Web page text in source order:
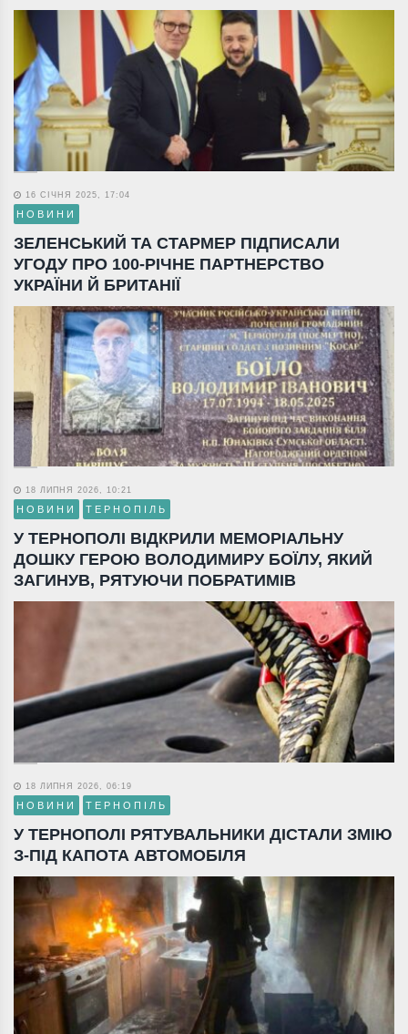
16 СІЧНЯ 2025, 17:04
НОВИНИ
ЗЕЛЕНСЬКИЙ ТА СТАРМЕР ПІДПИСАЛИ
УГОДУ ПРО 100-РІЧНЕ ПАРТНЕРСТВО
УКРАЇНИ Й БРИТАНІЇ
18 ЛИПНЯ 2026, 10:21
НОВИНИ ТЕРНОПІЛЬ
У ТЕРНОПОЛІ ВІДКРИЛИ МЕМОРІАЛЬНУ
ДОШКУ ГЕРОЮ ВОЛОДИМИРУ БОЇЛУ, ЯКИЙ
ЗАГИНУВ, РЯТУЮЧИ ПОБРАТИМІВ
18 ЛИПНЯ 2026, 06:19
НОВИНИ ТЕРНОПІЛЬ
У ТЕРНОПОЛІ РЯТУВАЛЬНИКИ ДІСТАЛИ ЗМІЮ
З-ПІД КАПОТА АВТОМОБІЛЯ